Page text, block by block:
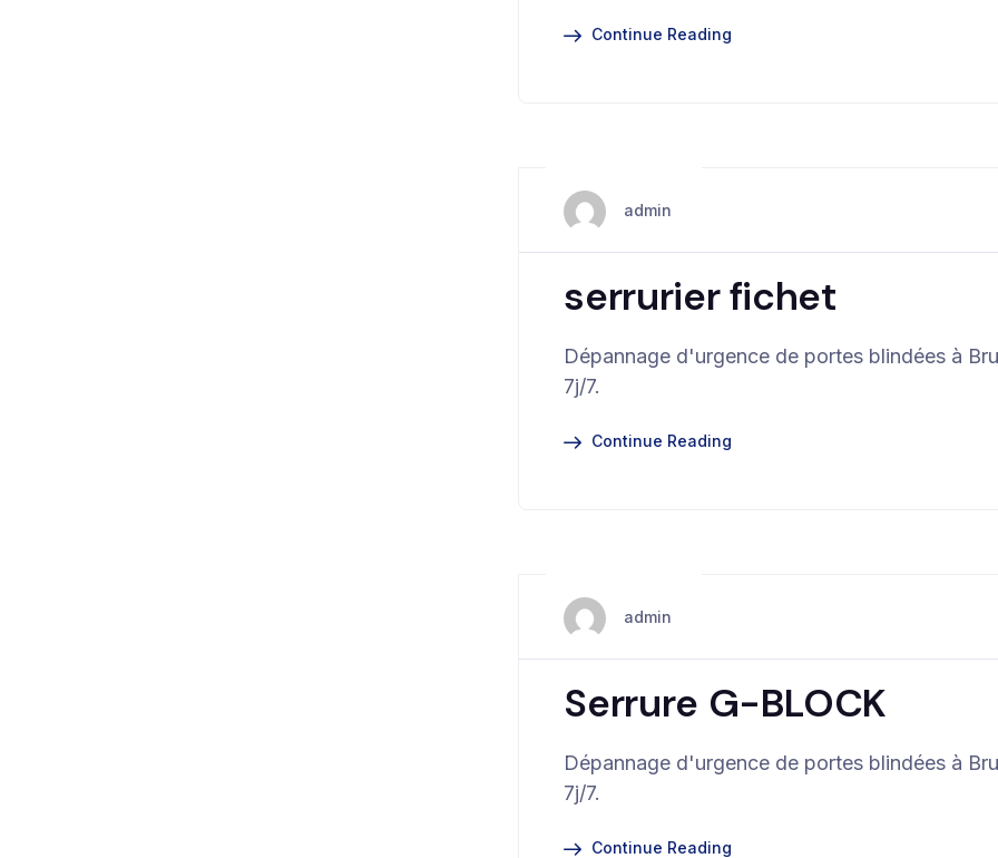
Continue Reading
juin 13, 2025
admin
serrurier fichet
Dépannage d'urgence de portes blindées à
7j/7.
Continue Reading
juin 13, 2025
admin
Serrure G-BLOCK
Dépannage d'urgence de portes blindées à
7j/7.
Continue Reading